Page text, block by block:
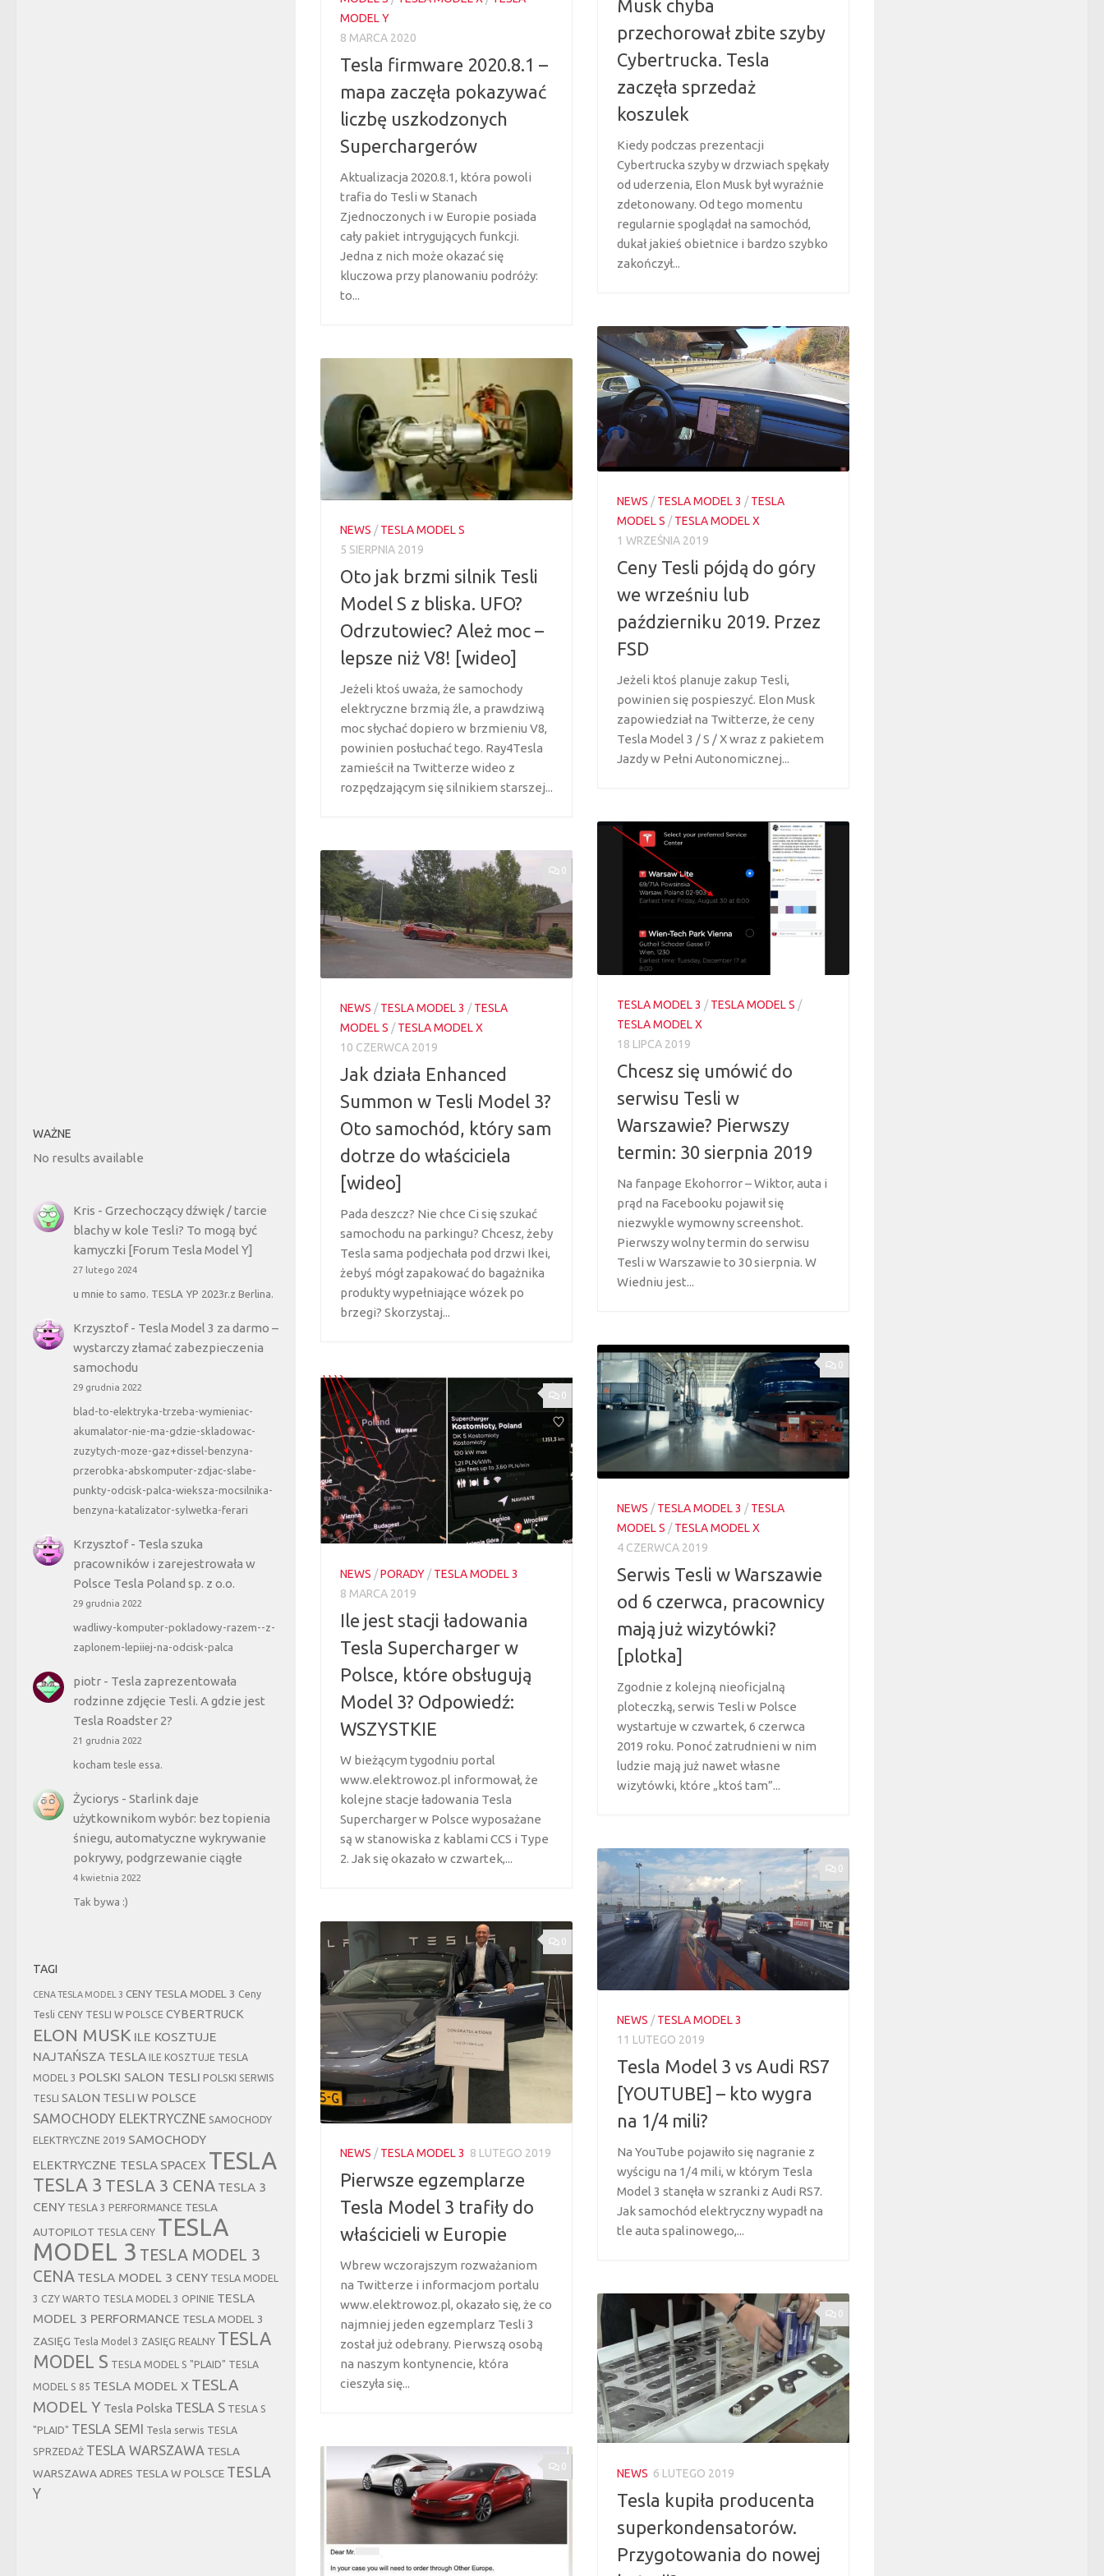
MODEL Y
8 MARCA 2020
Tesla firmware 2020.8.1 –
mapa zaczęła pokazywać
liczbę uszkodzonych
Superchargerów
Aktualizacja 2020.8.1, która powoli
trafia do Tesli w Stanach
Zjednoczonych i w Europie posiada
cały pakiet intrygujących funkcji.
Jedna z nich może okazać się
kluczowa przy planowaniu podróży:
to...
Musk chyba
przechorował zbite szyby
Cybertrucka. Tesla
zaczęła sprzedaż
koszulek
Kiedy podczas prezentacji
Cybertrucka szyby w drzwiach spękały
od uderzenia, Elon Musk był wyraźnie
zdetonowany. Od tego momentu
regularnie spoglądał na samochód,
dukał jakieś obietnice i bardzo szybko
zakończył...
NEWS /TESLA MODEL 3 /TESLA
MODEL S /TESLA MODEL X
1 WRZEŚNIA 2019
Ceny Tesli pójdą do góry
we wrześniu lub
październiku 2019. Przez
FSD
Jeżeli ktoś planuje zakup Tesli,
powinien się pospieszyć. Elon Musk
zapowiedział na Twitterze, że ceny
Tesla Model 3 / S / X wraz z pakietem
Jazdy w Pełni Autonomicznej...
NEWS /TESLA MODEL S
5 SIERPNIA 2019
Oto jak brzmi silnik Tesli
Model S z bliska. UFO?
Odrzutowiec? Ależ moc –
lepsze niż V8! [wideo]
Jeżeli ktoś uważa, że samochody
elektryczne brzmią źle, a prawdziwą
moc słychać dopiero w brzmieniu V8,
powinien posłuchać tego. Ray4Tesla
zamieścił na Twitterze wideo z
rozpędzającym się silnikiem starszej...
TESLA MODEL 3 /TESLA MODEL S /
TESLA MODEL X
18 LIPCA 2019
Chcesz się umówić do
serwisu Tesli w
Warszawie? Pierwszy
termin: 30 sierpnia 2019
Na fanpage Ekohorror – Wiktor, auta i
prąd na Facebooku pojawił się
niezwykle wymowny screenshot.
Pierwszy wolny termin do serwisu
Tesli w Warszawie to 30 sierpnia. W
Wiedniu jest...
0
NEWS /TESLA MODEL 3 /TESLA
MODEL S /TESLA MODEL X
10 CZERWCA 2019
Jak działa Enhanced
Summon w Tesli Model 3?
Oto samochód, który sam
dotrze do właściciela
[wideo]
Pada deszcz? Nie chce Ci się szukać
samochodu na parkingu? Chcesz, żeby
Tesla sama podjechała pod drzwi Ikei,
żebyś mógł zapakować do bagażnika
produkty wypełniające wózek po
brzegi? Skorzystaj...
0
NEWS /TESLA MODEL 3 /TESLA
MODEL S /TESLA MODEL X
4 CZERWCA 2019
Serwis Tesli w Warszawie
od 6 czerwca, pracownicy
mają już wizytówki?
[plotka]
Zgodnie z kolejną nieoficjalną
ploteczką, serwis Tesli w Polsce
wystartuje w czwartek, 6 czerwca
2019 roku. Ponoć zatrudnieni w nim
ludzie mają już nawet własne
wizytówki, które „ktoś tam”...
0
NEWS /PORADY /TESLA MODEL 3
8 MARCA 2019
Ile jest stacji ładowania
Tesla Supercharger w
Polsce, które obsługują
Model 3? Odpowiedź:
WSZYSTKIE
W bieżącym tygodniu portal
www.elektrowoz.pl informował, że
kolejne stacje ładowania Tesla
Supercharger w Polsce wyposażane
są w stanowiska z kablami CCS i Type
2. Jak się okazało w czwartek,...
0
NEWS /TESLA MODEL 3
11 LUTEGO 2019
Tesla Model 3 vs Audi RS7
[YOUTUBE] – kto wygra
na 1/4 mili?
Na YouTube pojawiło się nagranie z
wyścigu na 1/4 mili, w którym Tesla
Model 3 stanęła w szranki z Audi RS7.
Jak samochód elektryczny wypadł na
tle auta spalinowego,...
0
NEWS /TESLA MODEL 3 8 LUTEGO 2019
Pierwsze egzemplarze
Tesla Model 3 trafiły do
właścicieli w Europie
Wbrew wczorajszym rozważaniom
na Twitterze i informacjom portalu
www.elektrowoz.pl, okazało się, że co
najmniej jeden egzemplarz Tesli 3
został już odebrany. Pierwszą osobą
na naszym kontynencie, która
cieszyła się...
0
NEWS 6 LUTEGO 2019
Tesla kupiła producenta
superkondensatorów.
Przygotowania do nowej
0
WAŻNE
No results available
Kris - Grzechoczący dźwięk / tarcie
blachy w kole Tesli? To mogą być
kamyczki [Forum Tesla Model Y]
27 lutego 2024
u mnie to samo. TESLA YP 2023r.z Berlina.
Krzysztof- Tesla Model 3 za darmo –
wystarczy złamać zabezpieczenia
samochodu
29 grudnia 2022
blad-to-elektryka-trzeba-wymieniac-
akumalator-nie-ma-gdzie-skladowac-
zuzytych-moze-gaz+dissel-benzyna-
przerobka-abskomputer-zdjac-slabe-
punkty-odcisk-palca-wieksza-mocsilnika-
benzyna-katalizator-sylwetka-ferari
Krzysztof- Tesla szuka
pracowników i zarejestrowała w
Polsce Tesla Poland sp. z o.o.
29 grudnia 2022
wadliwy-komputer-pokladowy-razem--z-
zaplonem-lepiiej-na-odcisk-palca
piotr- Tesla zaprezentowała
rodzinne zdjęcie Tesli. A gdzie jest
Tesla Roadster 2?
21 grudnia 2022
kocham tesle essa.
Życiorys - Starlink daje
użytkownikom wybór: bez topienia
śniegu, automatyczne wykrywanie
pokrywy, podgrzewanie ciągłe
4 kwietnia 2022
Tak bywa :)
TAGI
CENA TESLA MODEL 3 CENY TESLA MODEL 3 Ceny
Tesli CENY TESLI W POLSCE CYBERTRUCK
ELON MUSK ILE KOSZTUJE
NAJTAŃSZA TESLA
ILE KOSZTUJE TESLA
MODEL 3 POLSKI SALON TESLI POLSKI SERWIS
TESLI
SALON TESLI W POLSCE
SAMOCHODY ELEKTRYCZNE SAMOCHODY
ELEKTRYCZNE 2019 SAMOCHODY
ELEKTRYCZNE TESLA SPACEX TESLA
TESLA 3 TESLA 3 CENA TESLA 3
CENY TESLA 3 PERFORMANCE TESLA
AUTOPILOT TESLA CENY TESLA
MODEL 3 TESLA MODEL 3
CENA TESLA MODEL 3 CENY TESLA MODEL
3 CZY WARTO TESLA MODEL 3 OPINIE TESLA
MODEL 3 PERFORMANCE TESLA MODEL 3
ZASIĘG Tesla Model 3 ZASIĘG REALNY TESLA
MODEL S TESLA MODEL S "PLAID" TESLA
MODEL S 85 TESLA MODEL X TESLA
MODEL Y Tesla Polska TESLA S TESLA S
"PLAID" TESLA SEMI Tesla serwis TESLA
SPRZEDAŻ TESLA WARSZAWA TESLA
WARSZAWA ADRES TESLA W POLSCE TESLA
Y